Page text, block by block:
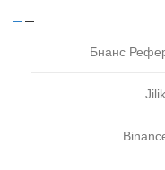
Бнанс